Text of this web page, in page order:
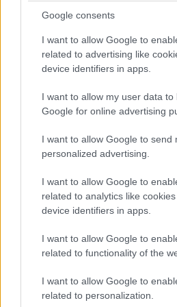
Google consents
I want to allow Google to
related to advertising like
device identifiers in apps.
I want to allow my user data to
Google for online advertising
I want to allow Google to send
personalized advertising.
I want to allow Google to
related to analytics like
device identifiers in apps.
I want to allow Google to
related to functionality of the
I want to allow Google to
related to personalization.
Egy nullkalóriás
variálható és igazán
Gyors fogyásra
tipp, hogy akár heti 3
megszabadulhass